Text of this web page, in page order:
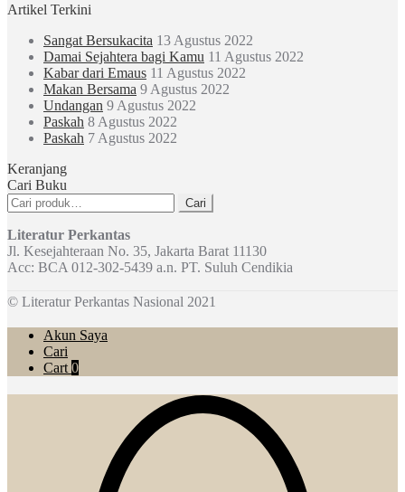
Artikel Terkini
Sangat Bersukacita 13 Agustus 2022
Damai Sejahtera bagi Kamu 11 Agustus 2022
Kabar dari Emaus 11 Agustus 2022
Makan Bersama 9 Agustus 2022
Undangan 9 Agustus 2022
Paskah 8 Agustus 2022
Paskah 7 Agustus 2022
Keranjang
Cari Buku
Pencarian
untuk:
Cari
Literatur Perkantas
Jl. Kesejahteraan No. 35, Jakarta Barat 11130
Acc: BCA 012-302-5439 a.n. PT. Suluh Cendikia
© Literatur Perkantas Nasional 2021
Akun Saya
Cari
Cart 0